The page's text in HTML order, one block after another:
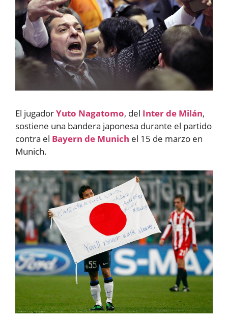
El jugadorYuto Nagatomo, del Inter de Milán,
sostiene una bandera japonesa durante el partido
contra el Bayern de Munich el 15 de marzo en
Munich.